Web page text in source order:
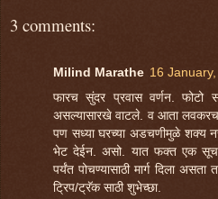
3 comments:
Milind Marathe 16
फारच सुंदर प्रवास वर्णन. फोटो
असल्यासारखे वाटले. व आता लवकरच
पण सध्या घरच्या अडचणीमुळे शक्य
भेट देईन. असो. यात फक्त एक
पर्यंत पोचण्यासाठी मार्ग दिला
ट्रिप/ट्रॅक साठी शुभेच्छा.